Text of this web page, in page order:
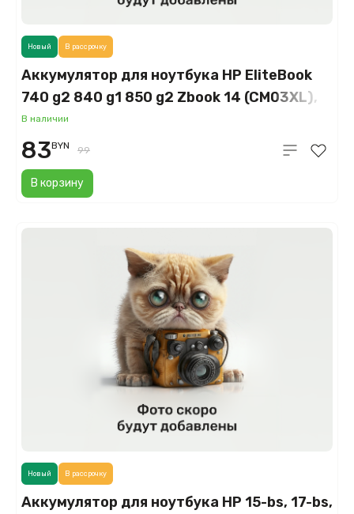
Аккумулятор для ноутбука HP EliteBook
740 g2 840 g1 850 g2 Zbook 14 (CM03XL),
11.4V 50Wh
В наличии
В корзину
Новый В рассрочку
83BYN 99
Аккумулятор для ноутбука HP 15-bs, 17-bs,
Новый В рассрочку